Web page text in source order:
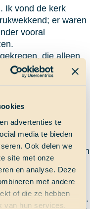
advertenties te
media te bieden
Ook delen we
site met onze
en analyse. Deze
met andere
of die ze hebben
van hun services.
Ik vond de kerk
er waren
vooral
die alleen
vragen te
van de kerk
ook hebben we
van de routes
hebben gelopen.
minder
werd gerenoveerd.
een groot deel van
helaas niet zo
even de stad in
Op die
een beetje oefenen.